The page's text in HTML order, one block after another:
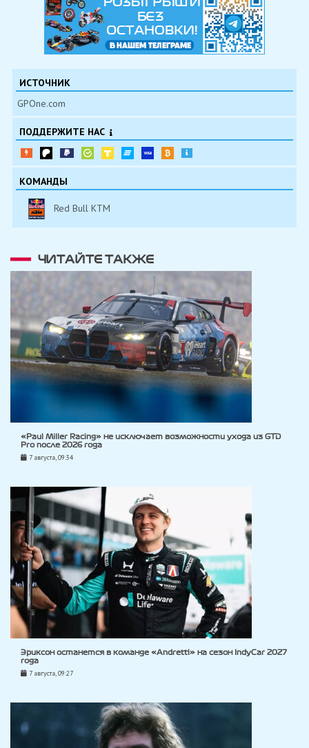
ИСТОЧНИК
GPOne.com
ПОДДЕРЖИТЕ НАС
КОМАНДЫ
Red Bull KTM
ЧИТАЙТЕ ТАКЖЕ
«Paul Miller Racing» не исключает возможности ухода из GTD
Pro после 2026 года
7 августа, 09:34
Эриксон останется в команде «Andretti» на сезон IndyCar 2027
года
7 августа, 09:27